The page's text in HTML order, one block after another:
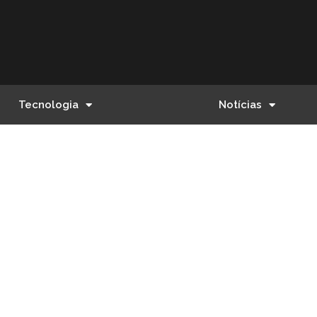
Tecnologia Notícias